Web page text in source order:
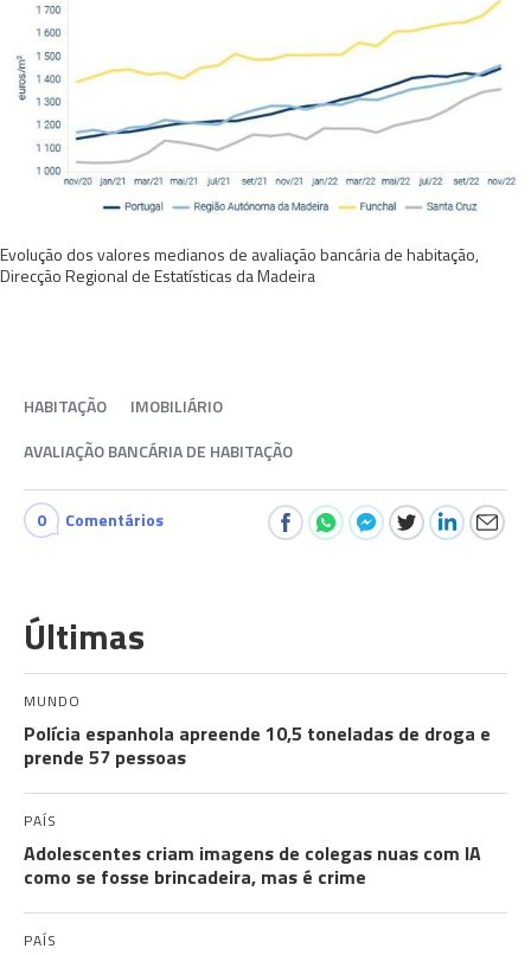
Evolução dos valores medianos de avaliação bancária de habitação,
Direcção Regional de Estatísticas da Madeira
HABITAÇÃO
IMOBILIÁRIO
AVALIAÇÃO BANCÁRIA DE HABITAÇÃO
0 Comentários
Últimas
MUNDO
Polícia espanhola apreende 10,5 toneladas de droga e
prende 57 pessoas
PAÍS
Adolescentes criam imagens de colegas nuas com IA
como se fosse brincadeira, mas é crime
PAÍS